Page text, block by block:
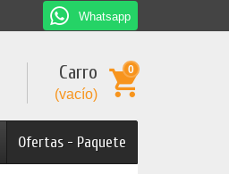
Whatsapp
Carro
(vacío)
0
Ofertas - Paquete